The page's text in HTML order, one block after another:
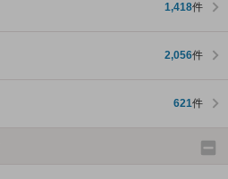
1,418件
2,056件
621件